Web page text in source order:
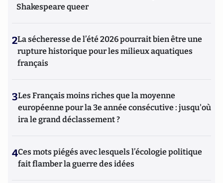
Shakespeare queer
2La sécheresse de l’été 2026 pourrait bien être une
rupture historique pour les milieux aquatiques
français
3Les Français moins riches que la moyenne
européenne pour la 3e année consécutive : jusqu'où
ira le grand déclassement ?
4Ces mots piégés avec lesquels l’écologie politique
fait flamber la guerre des idées